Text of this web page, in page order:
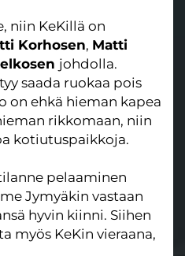
niin KeKillä on
Korhosen, Matti
johdolla.
saada ruokaa pois
on ehkä hieman kapea
rikkomaan, niin
kotiutuspaikkoja.
pelaaminen
Jymyäkin vastaan
hyvin kiinni. Siihen
myös KeKin vieraana,